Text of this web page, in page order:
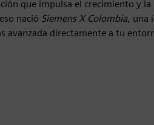
que impulsa el crecimiento y la
nació Siemens X Colombia, una
avanzada directamente a tu